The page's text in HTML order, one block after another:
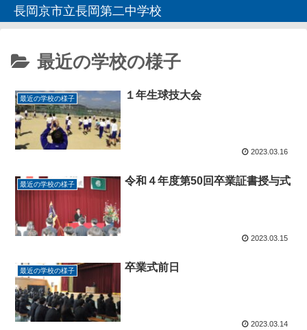
長岡京市立長岡第二中学校
最近の学校の様子
最近の学校の様子 １年生球技大会
2023.03.16
最近の学校の様子 令和４年度第50回卒業証書授与式
2023.03.15
最近の学校の様子 卒業式前日
2023.03.14